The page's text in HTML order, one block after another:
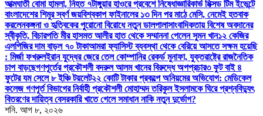
আত্মঘাতী বোমা হামলা, নিহত ৭টাঙ্গুয়ার হাওরে প্রবেশে নিষেধাজ্ঞারিকার্ভ মিক্সড টিম ইভেন্টে
বাংলাদেশের শিমুর স্বর্ণ জয়বিশ্বকাপ ফাইনালের ১৩ দিন পর মাঠে মেসি, নেমেই হতবাক
করলেনকঙ্গনা ও হৃত্বিকের পুরোনো বিরোধে নতুন ডালপালাসাংবাদিকতায় বিশেষ অবদানের
স্বীকৃতি, বিচারপতি মীর হাসমত আলীর হাত থেকে সম্মাননা পেলেন সুমন খান১২ কেজির
এলপিজির দাম বাড়ল ৭০ টাকাআমরা ফ্যাসিস্ট ব্যবস্থা থেকে বেরিয়ে আসতে সক্ষম হয়েছি
: মির্জা ফখরুলইরান যুদ্ধের জেরে তেল কোম্পানির রেকর্ড মুনাফা, যুক্তরাষ্ট্রে রাজনৈতিক
চাপ বাড়ছেগণপূর্তের প্রকৌশলী বদরুল আলম খানের বিরুদ্ধে অপপ্রচার৩ ফুট বাই ৪
ফুটের যম সেলে ৮ ইঞ্চি টয়লেট২২ কোটি টাকার প্রকল্পে অনিয়মের অভিযোগ: মেডিকেল
কলেজ গণপূর্ত বিভাগের নির্বাহী প্রকৌশলী মোহাম্মদ তরিকুল ইসলামকে ঘিরে প্রশ্নবিদ্যুৎ
বিতরণের দায়িত্ব বেসরকারি খাতে গেলে সমাধান নাকি নতুন দুর্ভোগ?
শনি. আগ ৮, ২০২৬